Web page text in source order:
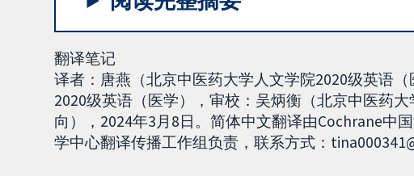
翻译笔记
译者：唐燕（北京中医药大学人文学院2020级英语
2020级英语（医学），审校：吴炳衡（北京中医药
向），2024年3月8日。简体中文翻译由Cochrane中
学中心翻译传播工作组负责，联系方式：